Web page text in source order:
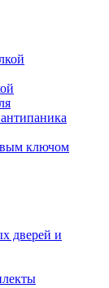
ключом
дверей и